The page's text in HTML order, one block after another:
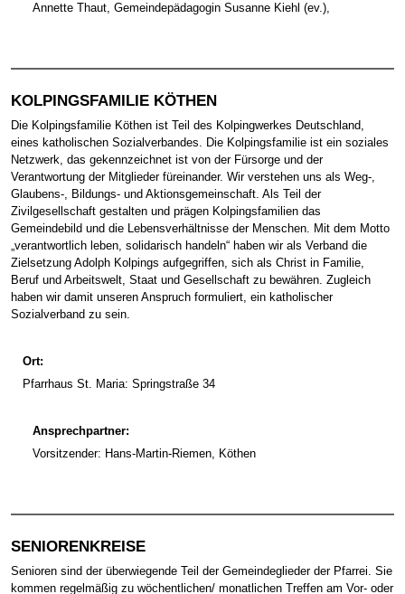
Annette Thaut, Gemeindepädagogin Susanne Kiehl (ev.),
KOLPINGSFAMILIE KÖTHEN
Die Kolpingsfamilie Köthen ist Teil des Kolpingwerkes Deutschland,
eines katholischen Sozialverbandes. Die Kolpingsfamilie ist ein soziales
Netzwerk, das gekennzeichnet ist von der Fürsorge und der
Verantwortung der Mitglieder füreinander. Wir verstehen uns als Weg-,
Glaubens-, Bildungs- und Aktionsgemeinschaft. Als Teil der
Zivilgesellschaft gestalten und prägen Kolpingsfamilien das
Gemeindebild und die Lebensverhältnisse der Menschen. Mit dem Motto
„verantwortlich leben, solidarisch handeln“ haben wir als Verband die
Zielsetzung Adolph Kolpings aufgegriffen, sich als Christ in Familie,
Beruf und Arbeitswelt, Staat und Gesellschaft zu bewähren. Zugleich
haben wir damit unseren Anspruch formuliert, ein katholischer
Sozialverband zu sein.
Ort:
Pfarrhaus St. Maria: Springstraße 34
Ansprechpartner:
Vorsitzender: Hans-Martin-Riemen, Köthen
SENIORENKREISE
Senioren sind der überwiegende Teil der Gemeindeglieder der Pfarrei. Sie
kommen regelmäßig zu wöchentlichen/ monatlichen Treffen am Vor- oder